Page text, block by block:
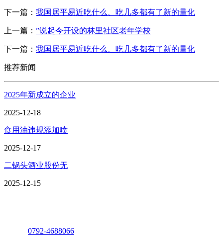
下一篇： 我国居平易近吃什么、吃几多都有了新的量化
上一篇： ”说起今开设的林里社区老年学校
下一篇： 我国居平易近吃什么、吃几多都有了新的量化
推荐新闻
2025年新成立的企业
2025-12-18
食用油违规添加喷
2025-12-17
二锅头酒业股份无
2025-12-15
0792-4688066